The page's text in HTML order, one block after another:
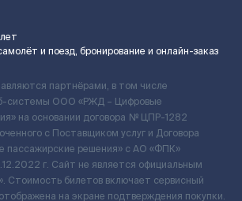
и поезд, бронирование и онлайн-заказ
партнёрами, в том числе
системы ООО «РЖД – Цифровые
на основании договора № ЦПР-1282
с Поставщиком услуг и Договора
решения» c АО «ФПК»
г. Сайт не является официальным
Стоимость билетов включает сервисный
на экране подтверждения покупки.